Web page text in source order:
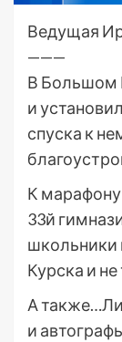
Ведущая
———
В Большом
и
спуска к
К
33й
школьники
Курска и не
А
и